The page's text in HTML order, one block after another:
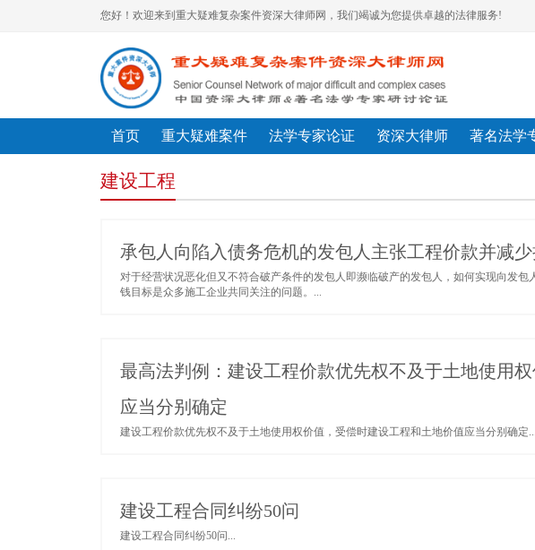
您好！欢迎来到重大疑难复杂案件资深大律师网，我们竭诚为您提供卓越的法律服务!
首页 重大疑难案件 法学专家论证 资深大律师 著名法学
建设工程
承包人向陷入债务危机的发包人主张工程价款并减
对于经营状况恶化但又不符合破产条件的发包人即濒临破产的发包人，如何实现向发
钱目标是众多施工企业共同关注的问题。...
最高法判例：建设工程价款优先权不及于土地使用
应当分别确定
建设工程价款优先权不及于土地使用权价值，受偿时建设工程和土地价值应当分别确定...
建设工程合同纠纷50问
建设工程合同纠纷50问...